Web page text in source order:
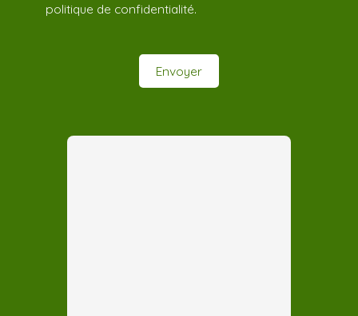
politique de confidentialité.
Envoyer